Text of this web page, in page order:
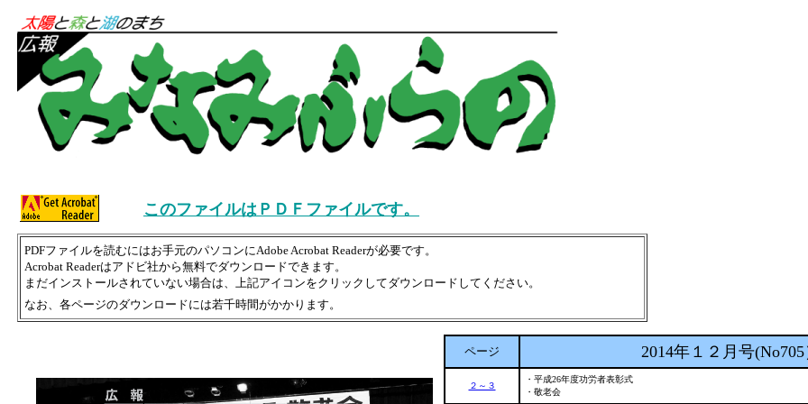
ページ 2014年１２月号
２～３
・平成26年度功労者表彰式
・敬老会
このファイルはＰＤＦファイルです。
PDFファイルを読むにはお手元のパソコンにAdobe Acrobat Readerが必要です。
Acrobat Readerはアドビ社から無料でダウンロードできます。
まだインストールされていない場合は、上記アイコンをクリックしてダウンロードしてください。
なお、各ページのダウンロードには若千時間がかかります。